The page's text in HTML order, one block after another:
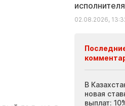
исполнителя
02.08.2026,
В
новая
выплат: